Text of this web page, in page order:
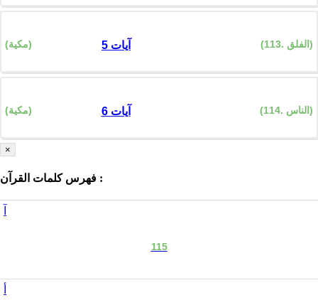
(113. الفلق) (مكية) 5 آيات
(114. الناس) (مكية) 6 آيات
×
فهرس كلمات القرآن :
115